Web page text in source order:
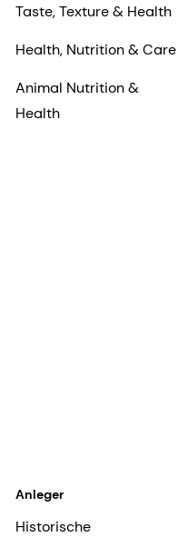
Taste, Texture & Health
Health, Nutrition & Care
Animal Nutrition &
Health
Anleger
Historische